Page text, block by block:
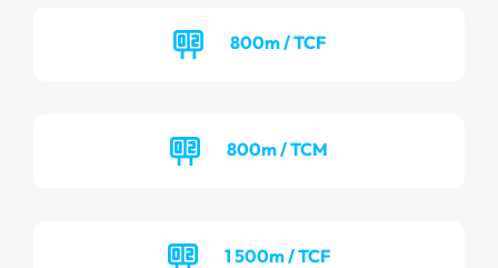
800m / TCF
800m / TCM
1 500m / TCF